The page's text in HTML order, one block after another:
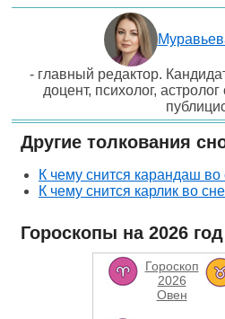
- главный редактор.
доцент, психолог,
Другие толкования
К чему снится карандаш во
К чему снится карлик во сне
Гороскопы на 2026 год
Гороскоп
2026
Овен